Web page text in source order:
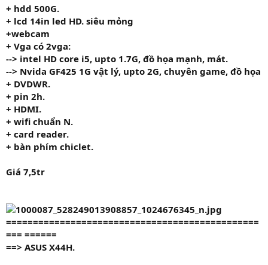
+ hdd 500G.
+ lcd 14in led HD. siêu mỏng
+webcam
+ Vga có 2vga:
--> intel HD core i5, upto 1.7G, đồ họa mạnh, mát.
--> Nvida GF425 1G vật lý, upto 2G, chuyên game, đồ họa
+ DVDWR.
+ pin 2h.
+ HDMI.
+ wifi chuẩn N.
+ card reader.
+ bàn phím chiclet.
Giá 7,5tr
===============================================
=== ======
==> ASUS X44H.